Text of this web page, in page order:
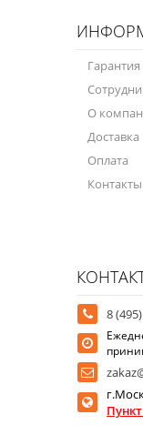
Гарантия
О
Доставка
Оплата
Контакты
8